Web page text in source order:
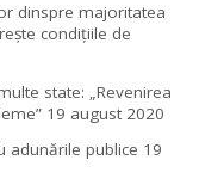
dinspre majoritatea
condițiile de
state: „Revenirea
19 august 2020
adunările publice 19